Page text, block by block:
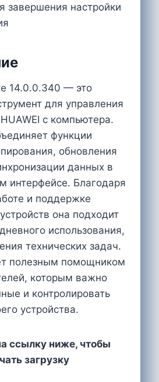
завершения настройки
14.0.0.340 — это
для управления
с компьютера.
функции
обновления
данных в
интерфейсе. Благодаря
и поддержке
она подходит
использования,
технических задач.
полезным помощником
которым важно
и контролировать
устройства.
ссылку ниже, чтобы
загрузку